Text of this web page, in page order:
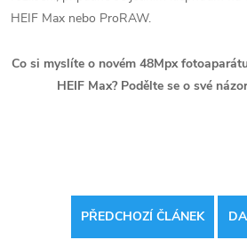
HEIF Max nebo ProRAW.
Co si myslíte o novém 48Mpx
HEIF Max? Podělte se o své
PŘEDCHOZÍ ČLÁNEK